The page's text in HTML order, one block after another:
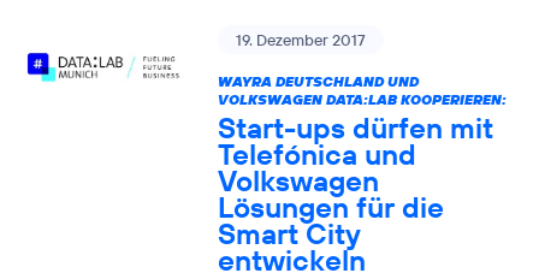
19. Dezember 2017
WAYRA DEUTSCHLAND UND
VOLKSWAGEN DATA:LAB KOOPERIEREN:
Start-ups dürfen mit
Telefónica und
Volkswagen
Lösungen für die
Smart City
entwickeln